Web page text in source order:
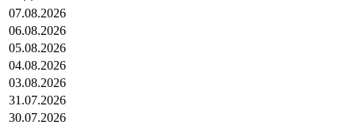
07.08.2026
06.08.2026
05.08.2026
04.08.2026
03.08.2026
31.07.2026
30.07.2026